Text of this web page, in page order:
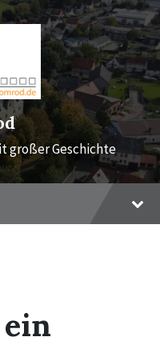
großer Geschichte